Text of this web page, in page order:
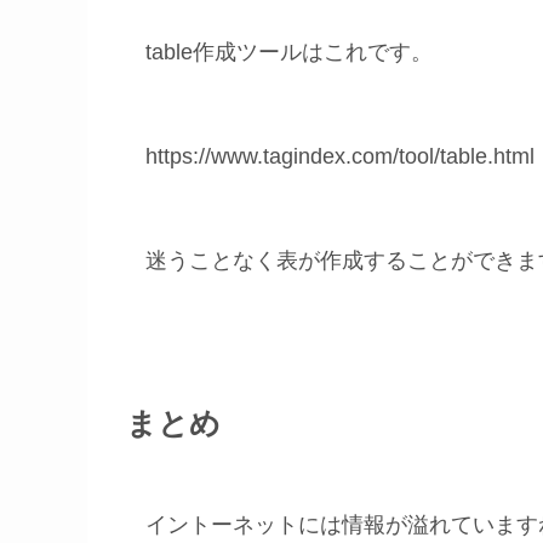
table作成ツールはこれです。
https://www.tagindex.com/tool/table.html
迷うことなく表が作成することができま
まとめ
イントーネットには情報が溢れています